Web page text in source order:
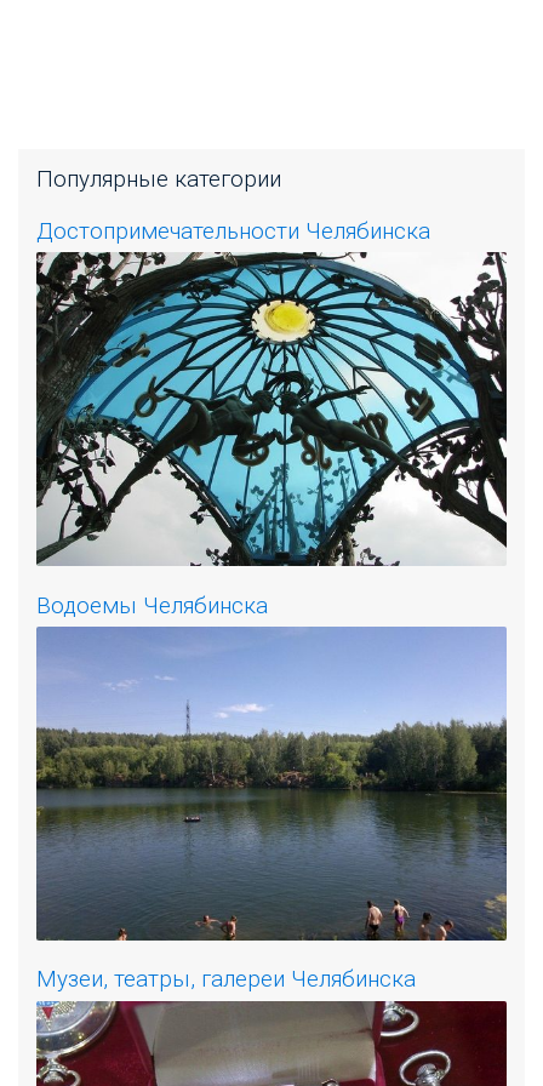
Популярные категории
Достопримечательности Челябинска
Водоемы Челябинска
Музеи, театры, галереи Челябинска